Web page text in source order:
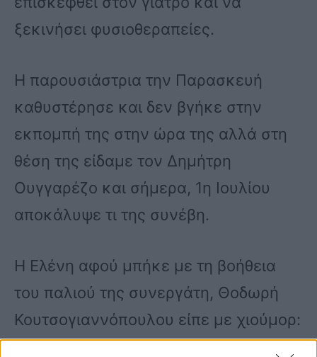
ξεκινήσει φυσιοθεραπείες.
H παρουσιάστρια την Παρασκευή
καθυστέρησε και δεν βγήκε στην
εκπομπή της στην ώρα της αλλά στη
θέση της είδαμε τον Δημήτρη
Ουγγαρέζο και σήμερα, 1η Ιουλίου
αποκάλυψε τι της συνέβη.
Η Ελένη αφού μπήκε με τη βοήθεια
του παλιού της συνεργάτη, Θοδωρή
Κουτσογιαννόπουλου είπε με χιούμορ:
«Καλό σας μήνα! Μην σας πιάσει το